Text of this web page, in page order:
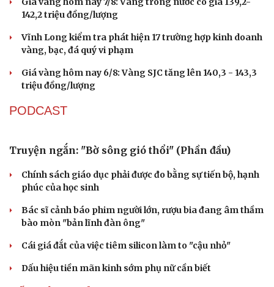
GIÁ VÀNG
Giá vàng hôm nay 8/8: Giá vàng trong nước và thế
giới lại tăng
Vì sao giá vàng thế giới tăng nhưng trong nước lại
giảm?
Giá vàng hôm nay 7/8: Vàng trong nước có giá 139,2-
142,2 triệu đồng/lượng